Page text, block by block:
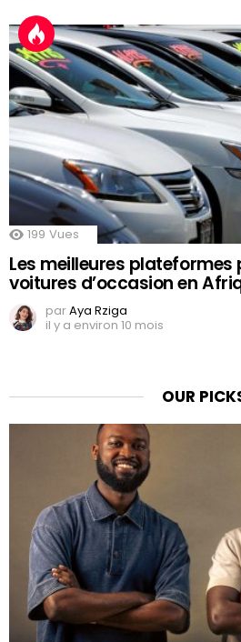
199 Vues
Les meilleures
voitures d’occasion en
parAya Rziga
il y a environ 10 mois
OUR